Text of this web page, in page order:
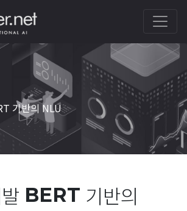
기반의 NLU
BERT 기반의